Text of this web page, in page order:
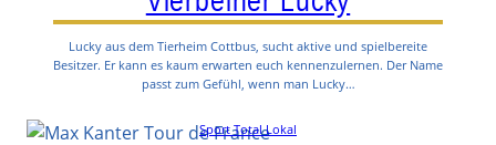
Lucky aus dem Tierheim Cottbus, sucht aktive und spielbereite
Besitzer. Er kann es kaum erwarten euch kennenzulernen. Der Name
passt zum Gefühl, wenn man Lucky…
Sport Total Lokal